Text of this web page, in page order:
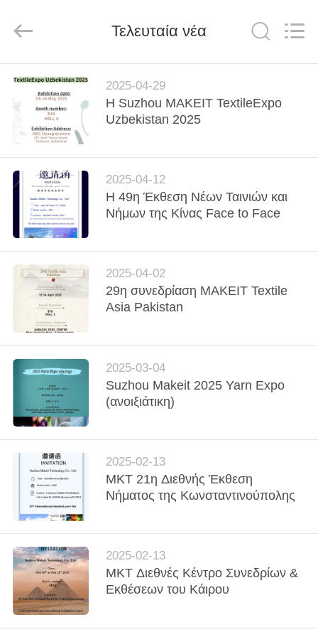
ΣΠΊΤΙ
ΠΡΟΪΌΝΤΑ
ΠΕΡΊΠΟΥ
ΕΜΕΊΣ
ΓΎΡΟΣ
ΕΡΓΟΣΤΑΣΊΩΝ
ΠΟΙΟΤΙΚΌΣ
ΈΛΕΓΧΟΣ
ΜΑΣ
ΕΛΆΤΕ
ΣΕ
ΕΠΑΦΉ
ΝΈΑ
ΠΕΡΙΠΤΏΣΕΙΣ
ΖΗΤΉΣΤΕ
ΈΝΑ
Copyright
Suzhou
Technology
Rights
Developed
ECER
Τελευταία νέα
2025-04-29
Η Suzhou MAKEIT TextileExpo
Uzbekistan 2025
2025-04-12
Η 49η Έκθεση Νέων Ταινιών και
Νήμων της Κίνας Face to Face
2025-04-02
29η συνεδρίαση MAKEIT Textile
Asia Pakistan
2025-03-04
Suzhou Makeit 2025 Yarn Expo
(ανοιξιάτικη)
2025-02-13
MKT 21η Διεθνής Έκθεση
Νήματος της Κωνσταντινούπολης
2025-02-13
MKT Διεθνές Κέντρο Συνεδρίων &
Εκθέσεων του Κάιρου